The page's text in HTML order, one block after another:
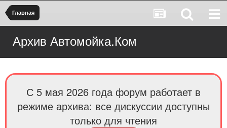
Главная
Архив Автомойка.Ком
С 5 мая 2026 года форум работает в
режиме архива: все дискуссии доступны
только для чтения